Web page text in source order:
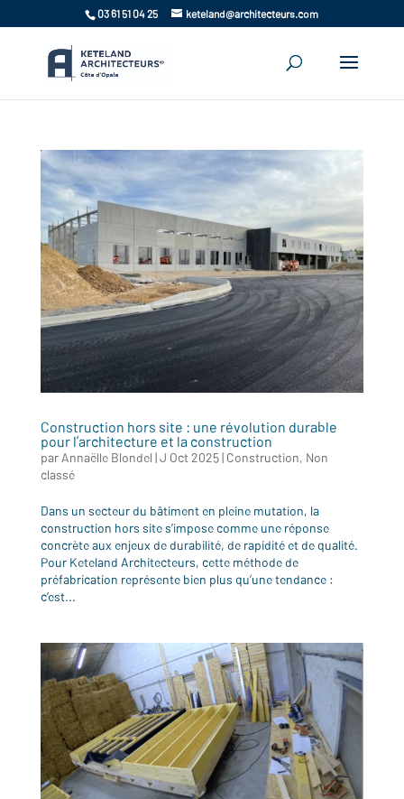
03 61 51 04 25 keteland@architecteurs.com
Construction hors site : une révolution durable
pour l’architecture et la construction
par Annaëlle Blondel |J Oct 2025| Construction, Non
classé
Dans un secteur du bâtiment en pleine mutation, la
construction hors site s’impose comme une réponse
concrète aux enjeux de durabilité, de rapidité et de qualité.
Pour Keteland Architecteurs, cette méthode de
préfabrication représente bien plus qu’une tendance :
c’est...